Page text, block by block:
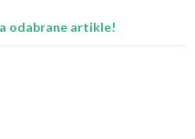
odabrane artikle!
21b, Ilidža 71210